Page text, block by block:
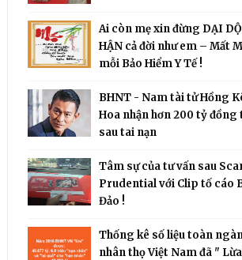
Ai còn mẹ xin đừng DẠI
HẬN cả đời như em – Mất
mỗi Bảo Hiểm Y Tế !
BHNT - Nam tài tử Hồng
Hoa nhận hơn 200 tỷ đồng
sau tai nạn
Tâm sự của tư vấn sau
Prudential với Clip tố cáo
Đảo !
Thống kê số liệu toàn
nhân thọ Việt Nam đã "